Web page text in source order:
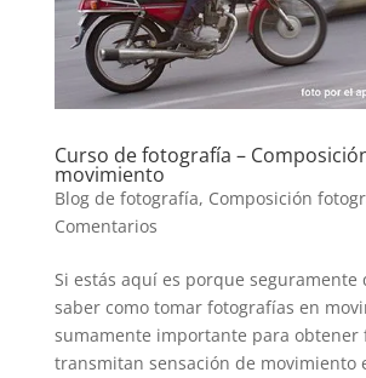
Curso de fotografía –
movimiento
Blog de fotografía, Composición
Comentarios
Si estás aquí es porque seguramente
saber como tomar fotografías en
sumamente importante para obtener
transmitan sensación de movimiento